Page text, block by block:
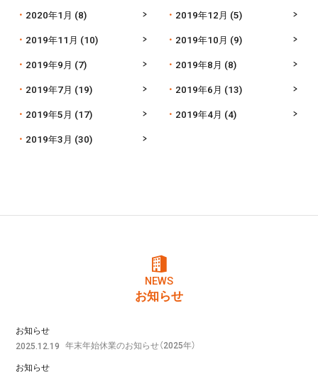
2020年1月 (8) 2019年12月 (5)
2019年11月 (10) 2019年10月 (9)
2019年9月 (7) 2019年8月 (8)
2019年7月 (19) 2019年6月 (13)
2019年5月 (17) 2019年4月 (4)
2019年3月 (30)
NEWS
お知らせ
2025.12.19
お知らせ
年末年始休業のお知らせ（2025年）
お知らせ